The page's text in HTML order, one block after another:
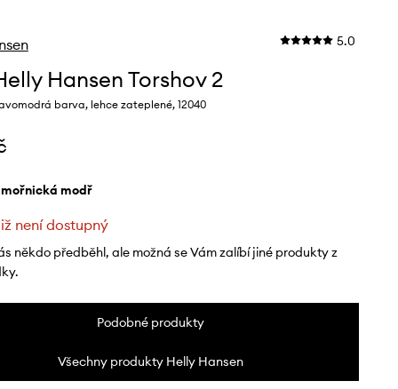
5.0
Hansen Torshov 2
barva, lehce zateplené, 12040
modř
není dostupný
někdo předběhl, ale možná se Vám zalíbí jiné produkty z
Podobné produkty
Všechny produkty Helly Hansen